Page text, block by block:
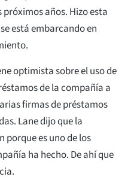
años. Hizo esta
está embarcando en
optimista sobre el uso de
de la compañía a
firmas de préstamos
Lane dijo que la
porque es uno de los
ha hecho. De ahí que